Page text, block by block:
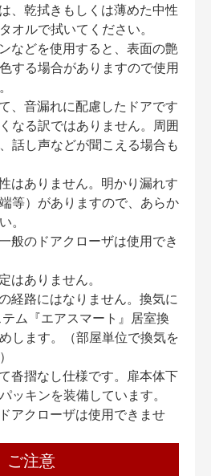
、乾拭きもしくは薄めた中性
オルで拭いてください。
などを使用すると、表面の艶
する場合がありますので使用
、音漏れに配慮したドアです
なる訳ではありません。周囲
話し声などが聞こえる場合も
はありません。明かり漏れす
等）がありますので、あらか
。
般のドアクローザは使用でき
はありません。
経路にはなりません。換気に
ム『エアスマート』居室換
します。（部屋単位で換気を
沓摺なし仕様です。扉本体下
ッキンを装備しています。
アクローザは使用できませ
ご注意